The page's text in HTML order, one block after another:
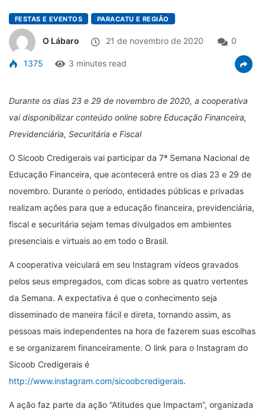
FESTAS E EVENTOS PARACATU E REGIÃO
O Lábaro 21 de novembro de 2020 0
1375 3 minutes read
Durante os dias 23 e 29 de novembro de 2020, a cooperativa
vai disponibilizar conteúdo online sobre Educação Financeira,
Previdenciária, Securitária e Fiscal
O Sicoob Credigerais vai participar da 7ª Semana Nacional de
Educação Financeira, que acontecerá entre os dias 23 e 29 de
novembro. Durante o período, entidades públicas e privadas
realizam ações para que a educação financeira, previdenciária,
fiscal e securitária sejam temas divulgados em ambientes
presenciais e virtuais ao em todo o Brasil.
A cooperativa veiculará em seu Instagram vídeos gravados
pelos seus empregados, com dicas sobre as quatro vertentes
da Semana. A expectativa é que o conhecimento seja
disseminado de maneira fácil e direta, tornando assim, as
pessoas mais independentes na hora de fazerem suas escolhas
e se organizarem financeiramente. O link para o Instagram do
Sicoob Credigerais é
http://www.instagram.com/sicoobcredigerais.
A ação faz parte da ação “Atitudes que Impactam”, organizada